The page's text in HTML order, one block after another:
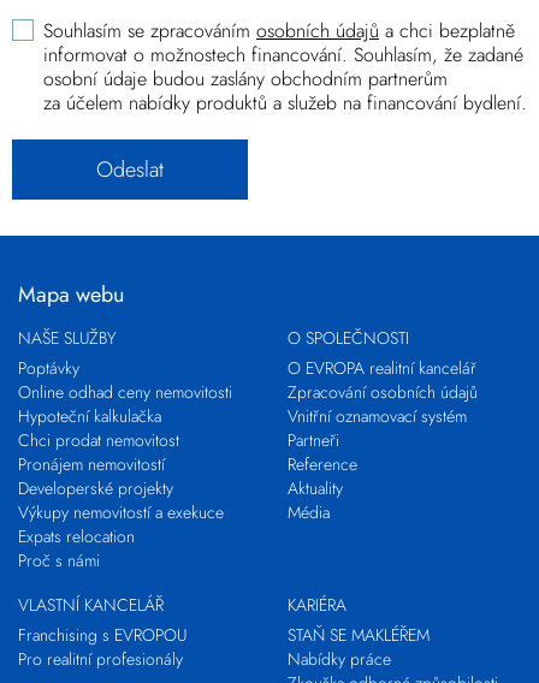
Souhlasím se zpracováním osobních údajů a chci bezplatně
informovat o možnostech financování. Souhlasím, že zadané
osobní údaje budou zaslány obchodním partnerům
za účelem nabídky produktů a služeb na financování bydlení.
Mapa webu
NAŠE SLUŽBY
Poptávky
Online odhad ceny nemovitosti
Hypoteční kalkulačka
Chci prodat nemovitost
Pronájem nemovitostí
Developerské projekty
Výkupy nemovitostí a exekuce
Expats relocation
Proč s námi
O SPOLEČNOSTI
O EVROPA realitní kancelář
Zpracování osobních údajů
Vnitřní oznamovací systém
Partneři
Reference
Aktuality
Média
VLASTNÍ KANCELÁŘ
Franchising s EVROPOU
Pro realitní profesionály
KARIÉRA
STAŇ SE MAKLÉŘEM
Nabídky práce